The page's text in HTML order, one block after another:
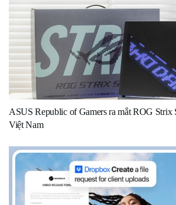
ASUS Republic of Gamers ra mắt ROG Strix
Việt Nam